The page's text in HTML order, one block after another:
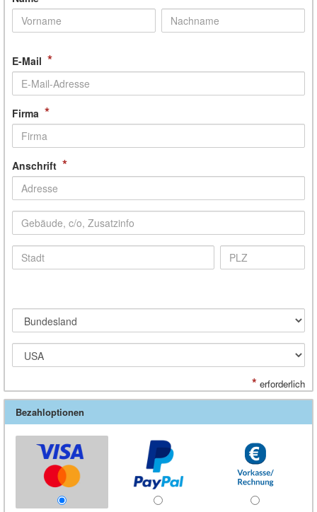
E-Mail *
Firma *
Anschrift *
* erforderlich
Bezahloptionen